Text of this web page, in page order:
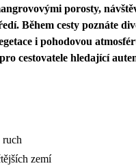
porosty,
Během cesty poznáte
i pohodovou
cestovatele hledající
ruch
zemí